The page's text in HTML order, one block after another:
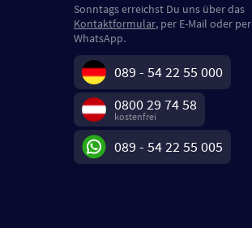
Sonntags erreichst Du uns über das
Kontaktformular, per E-Mail oder per
WhatsApp.
089 - 54 22 55 000
0800 29 74 58
kostenfrei
089 - 54 22 55 005